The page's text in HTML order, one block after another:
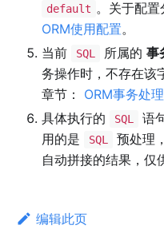
default 。关于配置
ORM使用配置。
当前
SQL 所属的 事
务操作时，不存在该
章节： ORM事务处理
具体执行的
SQL
语
用的是
SQL 预处理
自动拼接的结果，仅
编辑此页